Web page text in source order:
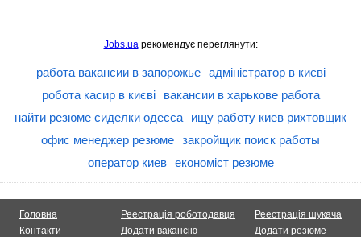
Jobs.uaрекомендує переглянути:
работа вакансии в запорожье
адміністратор в києві
робота касир в києві
вакансии в харькове работа
найти резюме сиделки одесса
ищу работу киев рихтовщик
офис менеджер резюме закройщик поиск работы
оператор киев
економіст резюме
Головна
Контакти
Реестрація роботодавця
Додати вакансію
Реестрація шукача
Додати резюме